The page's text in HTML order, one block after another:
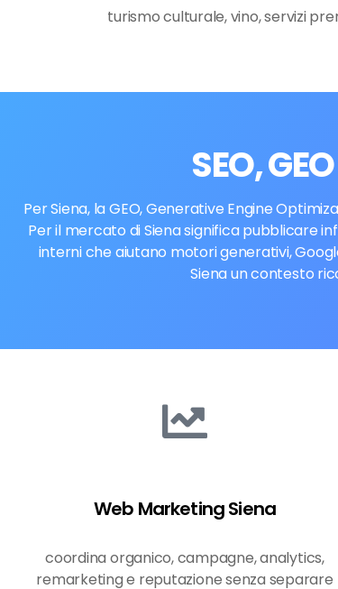
turismo culturale, vino, servizi
SEO,
Per Siena, la GEO, Generative Engine
Per il mercato di Siena significa pubblicare
interni che aiutano motori generativi,
Siena un contesto
Web Marketing Siena
coordina organico, campagne, analytics,
remarketing e reputazione senza separare